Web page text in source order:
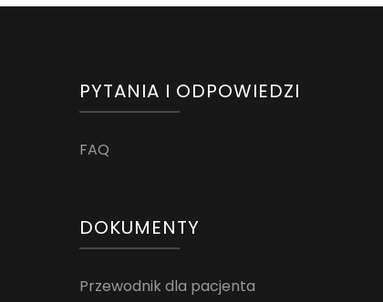
PYTANIA I ODPOWIEDZI
FAQ
DOKUMENTY
Przewodnik dla pacjenta